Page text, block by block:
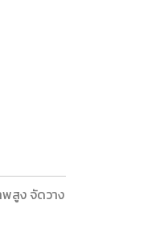
สูง จัดวาง